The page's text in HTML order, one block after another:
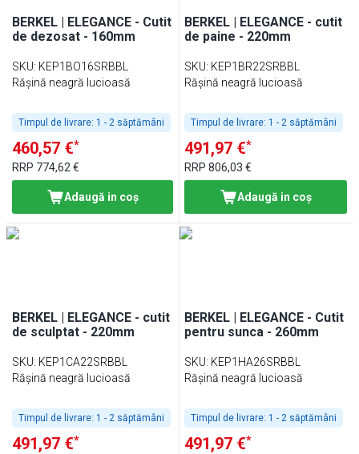
BERKEL | ELEGANCE - Cutit
de dezosat - 160mm
SKU: KEP1BO16SRBBL
Rășină neagră lucioasă
Timpul de livrare: 1 - 2 săptămâni
460,57 €*
RRP 774,62 €
Adaugă in coş
BERKEL | ELEGANCE - cutit
de paine - 220mm
SKU: KEP1BR22SRBBL
Rășină neagră lucioasă
Timpul de livrare: 1 - 2 săptămâni
491,97 €*
RRP806,03 €
Adaugă in coş
BERKEL | ELEGANCE - cutit
de sculptat - 220mm
SKU: KEP1CA22SRBBL
Rășină neagră lucioasă
Timpul de livrare: 1 - 2 săptămâni
491,97 €*
BERKEL | ELEGANCE - Cutit
pentru sunca - 260mm
SKU: KEP1HA26SRBBL
Rășină neagră lucioasă
Timpul de livrare: 1 - 2 săptămâni
491,97 €*